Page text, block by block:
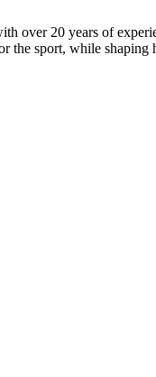
over 20 years of
sport, while shaping